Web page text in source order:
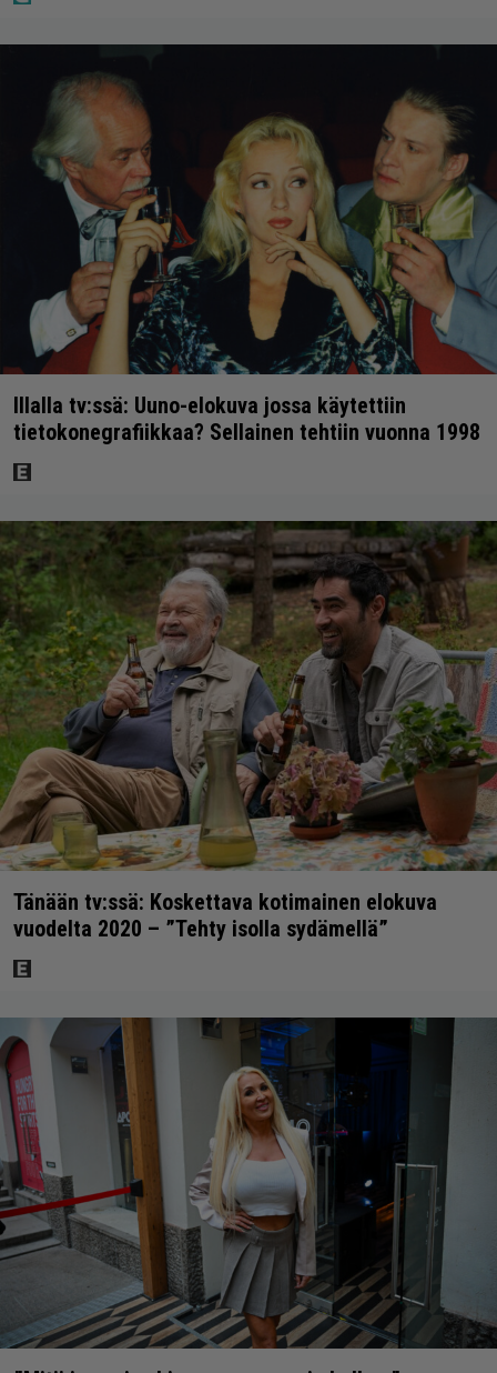
Illalla tv:ssä: Uuno-elokuva jossa käytettiin
tietokonegrafiikkaa? Sellainen tehtiin vuonna 1998
Tänään tv:ssä: Koskettava kotimainen elokuva
vuodelta 2020 – ”Tehty isolla sydämellä”